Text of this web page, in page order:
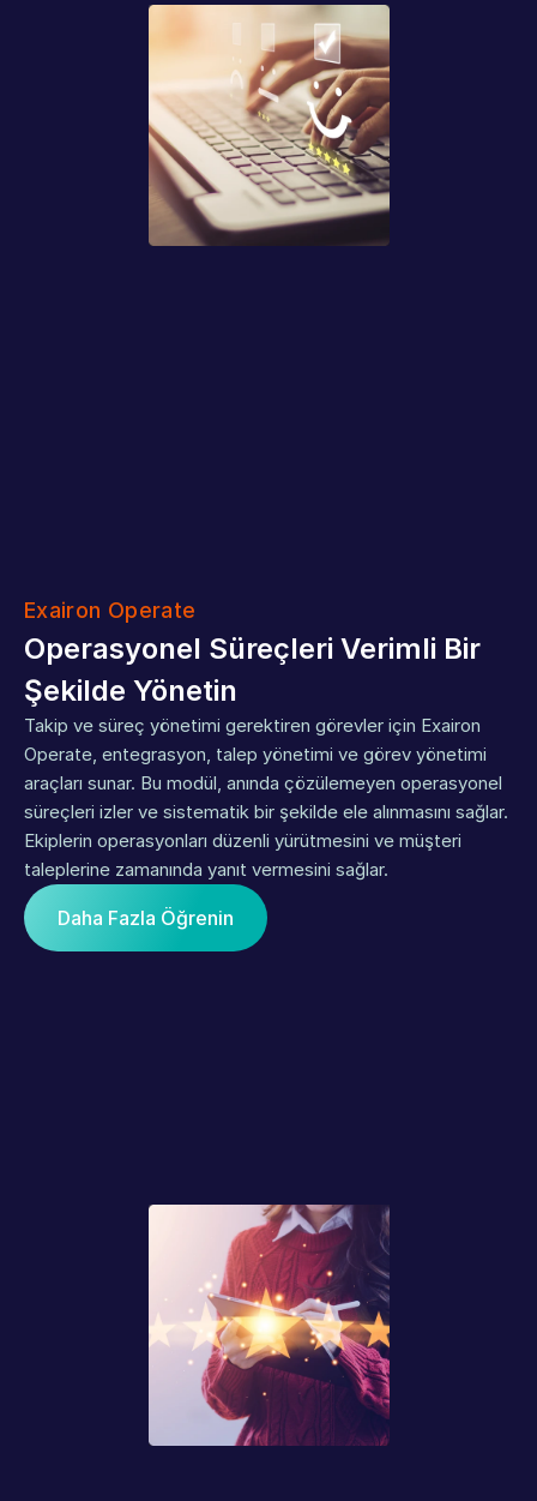
Exairon Operate
Operasyonel Süreçleri Verimli Bir
Şekilde Yönetin
Takip ve süreç yönetimi gerektiren görevler için Exairon
Operate, entegrasyon, talep yönetimi ve görev yönetimi
araçları sunar. Bu modül, anında çözülemeyen operasyonel
süreçleri izler ve sistematik bir şekilde ele alınmasını sağlar.
Ekiplerin operasyonları düzenli yürütmesini ve müşteri
taleplerine zamanında yanıt vermesini sağlar.
Daha Fazla Öğrenin